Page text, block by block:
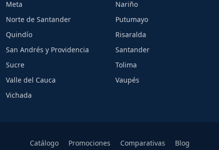
Meta
Nariño
Norte de Santander
Putumayo
Quindío
Risaralda
San Andrés y Providencia
Santander
Sucre
Tolima
Valle del Cauca
Vaupés
Vichada
Catálogo Promociones Comparativas Blog